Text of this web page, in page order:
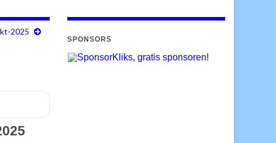
2025
SPONSORS